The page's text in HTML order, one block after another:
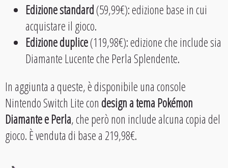
Edizione standard(59,99€): edizione base in cui
acquistare il gioco.
Edizione duplice(119,98€): edizione che include sia
Diamante Lucente che Perla Splendente.
In aggiunta a queste, è disponibile una console
Nintendo Switch Lite condesign a tema Pokémon
Diamante e Perla, che però non include alcuna copia del
gioco. È venduta di base a 219,98€.